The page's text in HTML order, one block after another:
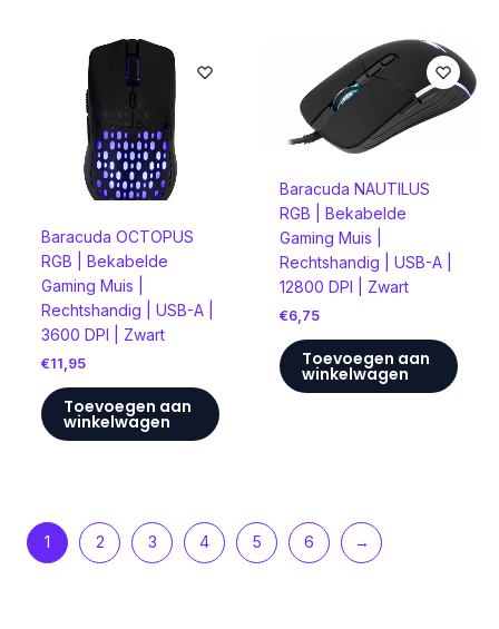
Baracuda OCTOPUS
RGB | Bekabelde
Gaming Muis |
Rechtshandig | USB-A |
3600 DPI | Zwart
€11,95
Toevoegen aan
winkelwagen
Baracuda NAUTILUS
RGB | Bekabelde
Gaming Muis |
Rechtshandig | USB-A |
12800 DPI | Zwart
€6,75
Toevoegen aan
winkelwagen
1 2 3 4 5 6 →